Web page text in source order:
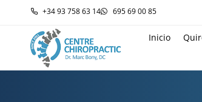
+34 93 758 63 14 695 69 00 85
Inicio